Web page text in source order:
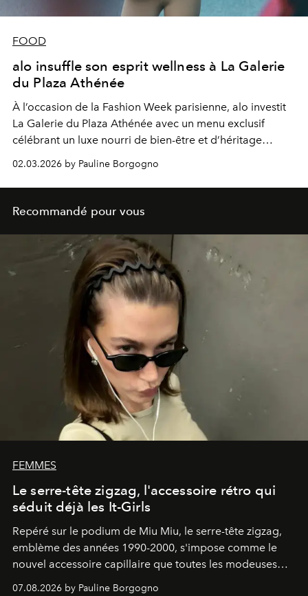
FOOD
alo insuffle son esprit wellness à La Galerie
du Plaza Athénée
À l’occasion de la Fashion Week parisienne, alo investit
La Galerie du Plaza Athénée avec un menu exclusif
célébrant un luxe nourri de bien-être et d’héritage
02.03.2026 by Pauline Borgogno
Recommandé pour vous
FEMMES
Le serre-tête zigzag, l'accessoire rétro qui
séduit déjà les It-Girls
Repéré sur le podium de Miu Miu, le serre-tête zigzag,
emblème des années 1990-2000, s'impose comme le
nouvel accessoire capillaire que toutes les modeuses
07.08.2026 by Pauline Borgogno